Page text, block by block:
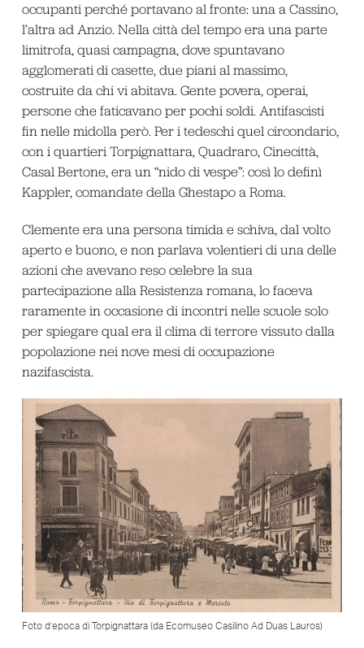
occupanti perché portavano al fronte: una a Cassino,
l’altra ad Anzio. Nella città del tempo era una parte
limitrofa, quasi campagna, dove spuntavano
agglomerati di casette, due piani al massimo,
costruite da chi vi abitava. Gente povera, operai,
persone che faticavano per pochi soldi. Antifascisti
fin nelle midolla però. Per i tedeschi quel circondario,
con i quartieri Torpignattara, Quadraro, Cinecittà,
Casal Bertone, era un “nido di vespe”: così lo definì
Kappler, comandate della Ghestapo a Roma.
Clemente era una persona timida e schiva, dal volto
aperto e buono, e non parlava volentieri di una delle
azioni che avevano reso celebre la sua
partecipazione alla Resistenza romana, lo faceva
raramente in occasione di incontri nelle scuole solo
per spiegare qual era il clima di terrore vissuto dalla
popolazione nei nove mesi di occupazione
nazifascista.
Foto d’epoca di Torpignattara (da Ecomuseo Casilino Ad Duas Lauros)